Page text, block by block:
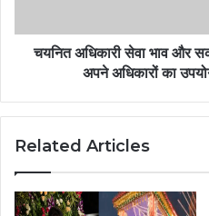
चयनित अधिकारी सेवा भाव और
अपने अधिकारों का
Related Articles